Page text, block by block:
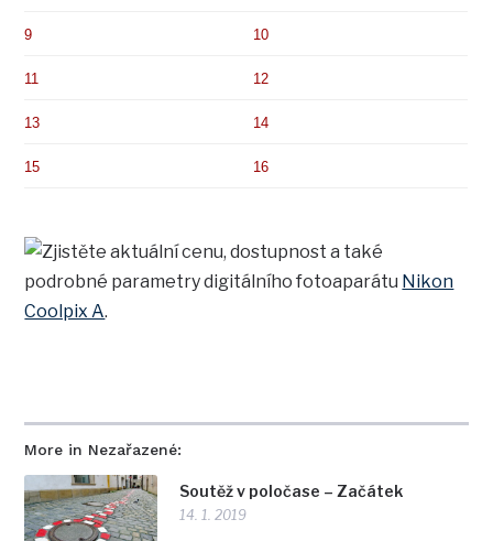
More in Nezařazené:
Soutěž v poločase – Začátek
14. 1. 2019
9 10
11 12
13 14
15 16
Zjistěte aktuální cenu, dostupnost a také
podrobné parametry digitálního fotoaparátu Nikon
Coolpix A.